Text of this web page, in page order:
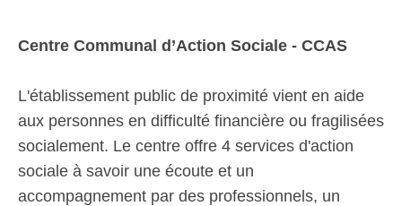
Centre Communal d’Action Sociale - CCAS
L'établissement public de proximité vient en aide
aux personnes en difficulté financière ou fragilisées
socialement. Le centre offre 4 services d'action
sociale à savoir une écoute et un
accompagnement par des professionnels, un